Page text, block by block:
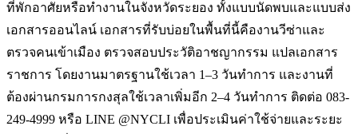
ที่พักอาศัยหรือทำงานในจังหวัดระยอง ทั้งแบบนัดพบและแบบส่ง
เอกสารออนไลน์ เอกสารที่รับบ่อยในพื้นที่นี้คืองานวีซ่าและ
ตรวจคนเข้าเมือง ตรวจสอบประวัติอาชญากรรม แปลเอกสาร
ราชการ โดยงานมาตรฐานใช้เวลา 1–3 วันทำการ และงานที่
ต้องผ่านกรมการกงสุลใช้เวลาเพิ่มอีก 2–4 วันทำการ ติดต่อ 083-
249-4999 หรือ LINE @NYCLI เพื่อประเมินค่าใช้จ่ายและระยะ